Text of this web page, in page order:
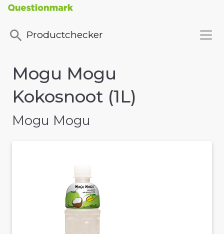
Productchecker
Mogu Mogu
Kokosnoot (1L)
Mogu Mogu